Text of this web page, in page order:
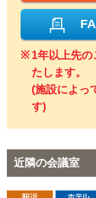
1年以上先
たします。
(施設によっ
す)
近隣の会議室